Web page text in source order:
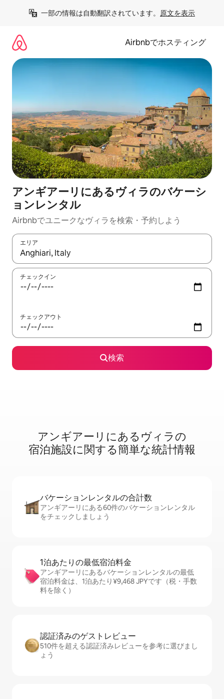
一部の情報は自動翻訳されています。 原文を表示
Airbnbでホスティング
アンギアーリにあるヴィラのバケーシ
ョンレンタル
Airbnbでユニークなヴィラを検索・予約しよう
エリア
検索結果が表示されたら、上下の矢印キーを使って移動するか
チェックイン
チェックアウト
検索
アンギアーリに⁠あ⁠るヴ⁠ィ⁠ラ⁠の
宿⁠泊⁠施⁠設⁠に関⁠す⁠る簡⁠単⁠な統⁠計⁠情⁠報
バケーションレ⁠ン⁠タ⁠ル⁠の合⁠計⁠数
アンギアーリにある60件のバケーションレンタル
をチェックしましょう
1泊あたりの最⁠低⁠宿⁠泊⁠料⁠金
アンギアーリにあるバケーションレンタルの最低
宿泊料金は、1泊あたり¥9,468 JPYです（税・手数
料を除く）
認証済みのゲ⁠ス⁠ト⁠レ⁠ビ⁠ュ⁠ー
510件を超える認証済みレビューを参考に選びまし
ょう